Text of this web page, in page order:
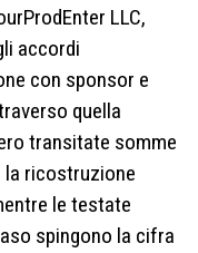
LLC,
accordi
con sponsor e
quella
transitate somme
la ricostruzione
le testate
spingono la cifra